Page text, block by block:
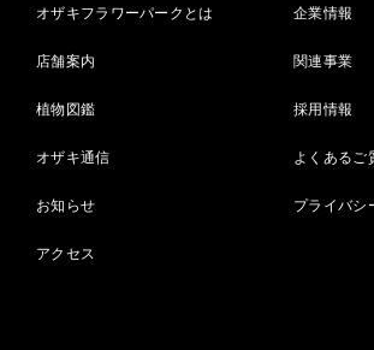
オザキフラワーパークとは
店舗案内
植物図鑑
オザキ通信
お知らせ
アクセス
企業情報
関連事業
採用情報
よくあるご
プライバシ